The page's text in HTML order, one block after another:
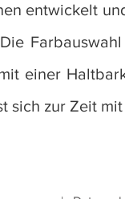
entwickelt
einer
sich zur Zeit